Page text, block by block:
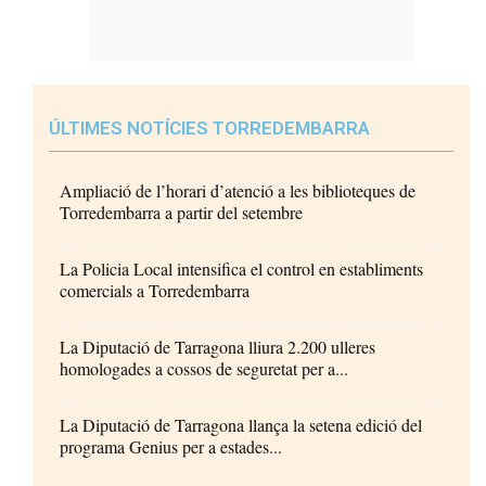
ÚLTIMES NOTÍCIES TORREDEMBARRA
Ampliació de l’horari d’atenció a les biblioteques de
Torredembarra a partir del setembre
La Policia Local intensifica el control en establiments
comercials a Torredembarra
La Diputació de Tarragona lliura 2.200 ulleres
homologades a cossos de seguretat per a...
La Diputació de Tarragona llança la setena edició del
programa Genius per a estades...